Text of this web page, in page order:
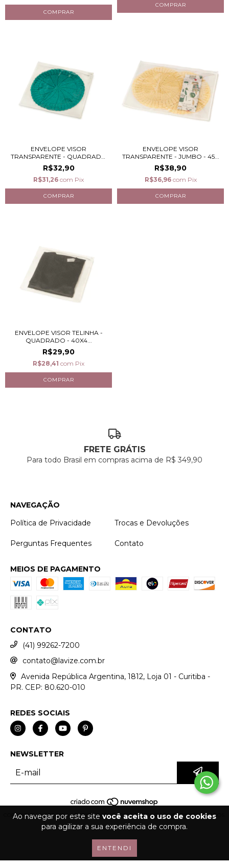
Ao navegar por este site você aceita o uso de cookies
para agilizar a sua experiência de compra.
ENTENDI
ENVELOPE VISOR
TRANSPARENTE - QUADRADO
-...
R$32,90
R$31,26 com Pix
ENVELOPE VISOR
TRANSPARENTE - JUMBO - 45...
R$38,90
R$36,96 com Pix
ENVELOPE VISOR TELINHA -
QUADRADO - 40X4...
R$29,90
R$28,41 com Pix
FRETE GRÁTIS
Para todo Brasil em compras acima de R$ 349,90
NAVEGAÇÃO
Política de Privacidade
Trocas e Devoluções
Perguntas Frequentes Contato
MEIOS DE PAGAMENTO
CONTATO
(41) 99262-7200
contato@lavize.com.br
Avenida República Argentina, 1812, Loja 01 - Curitiba -
PR. CEP: 80.620-010
REDES SOCIAIS
NEWSLETTER
COPYRIGHT LAVIZE LTDA - 32075776000167 - 2026. TODOS OS DIREITOS RESERVADOS.